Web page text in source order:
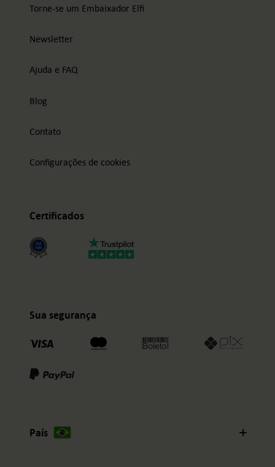
Torne-se um Embaixador Elfi
Newsletter
Ajuda e FAQ
Blog
Contato
Configurações de cookies
Certificados
Sua segurança
País